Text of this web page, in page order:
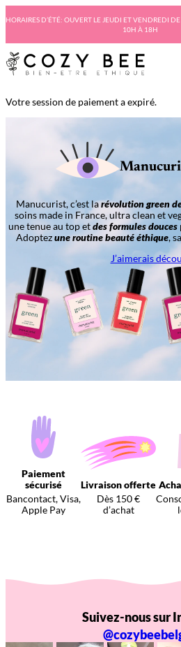
au
HORAIRES D’ÉTÉ: OUVERT LE JEUDI ET VENDREDI
10H À 18H
Votre session de paiement a expiré.
Manucurist, c’est larévolution green
soins made in France, ultra clean et
une tenue au top etdes formules douces
Adoptezune routine beauté éthique,
J’aimerais
Paiement
sécurisé
Bancontact, Visa,
Apple Pay
Livraison offerte
Dès 150 €
d’achat
Suivez-nous sur